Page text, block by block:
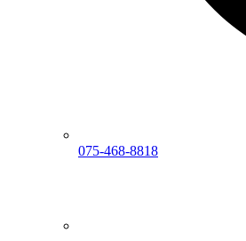
075-468-8818